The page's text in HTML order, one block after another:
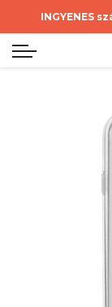
INGYENES